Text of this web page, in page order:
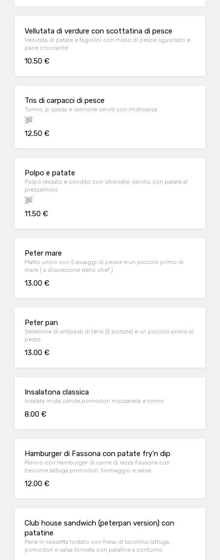
Vellutata di verdure con scottatina di pesce
Vellutata di patate e fagiolini con misto di pesce sgusciato e
pane croccante
10.50 €
Tris di carpacci di pesce
Tonno, p.spada e salmone serviti con misticanza
12.50 €
Polpo e patate
Polpo lessato e condito con sitronete, servito con patate al
prezzemolo
11.50 €
Peter mare
Piatto unico con 5 assaggi di pesce e un piccolo primo di
mare ( a discrezione dello chef )
13.00 €
Peter pan
Selezione di antipasti di terra (5 portate) e un piccolo primo al
pesto
13.00 €
Insalatona classica
Insalata mista,carote,pomodori mozzarella e tonno
8.00 €
Hamburger di Fassona con patate fry'n dip
Panino con Hamburger di carne di razza Fassona con
become,lattuga,pomodori ,formaggio e salse.
12.00 €
Club house sandwich (peterpan version) con
patatine
Pane in cassetta tostato con fresa di tacchino,lattuga,
pomodori e salsa tonnata con patatine a contorno